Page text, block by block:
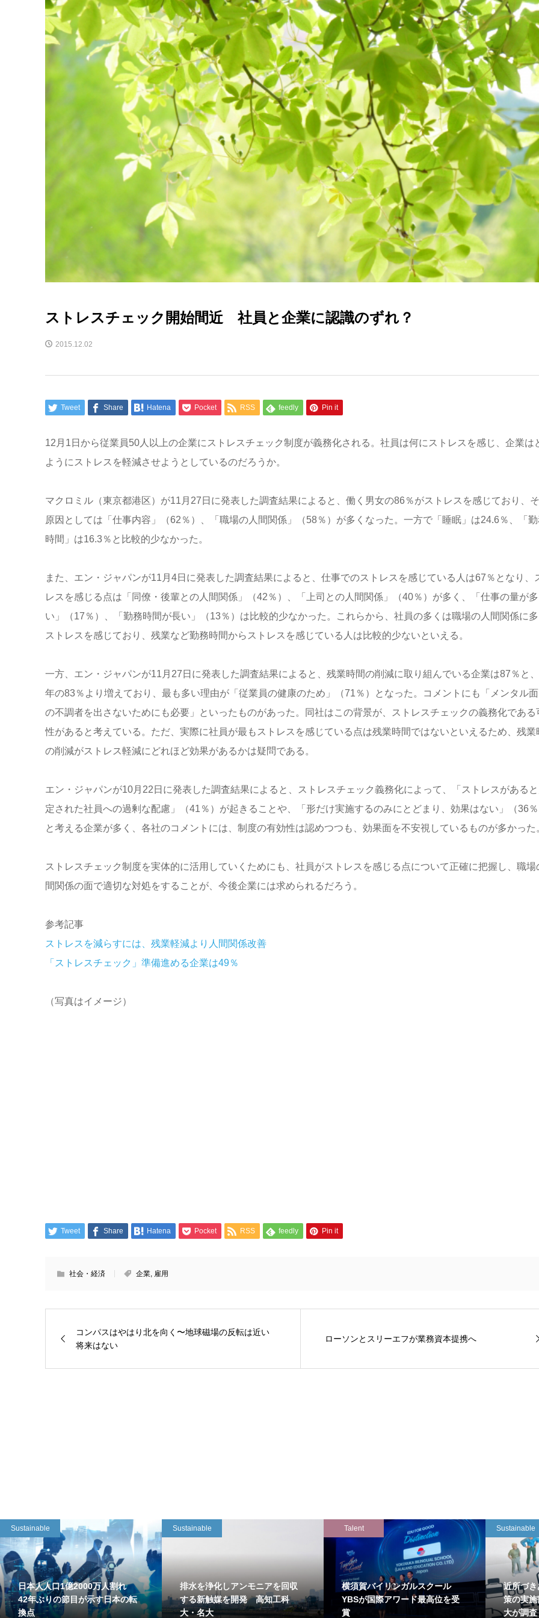
ストレスチェック開始間近 社員と企業に認識のずれ？
2015.12.02
Tweet Share Hatena Pocket RSS feedly Pin it
12月1日から従業員50人以上の企業にストレスチェック制度が義務化される。社員は何にストレスを感じ、企業は
ようにストレスを軽減させようとしているのだろうか。
マクロミル（東京都港区）が11月27日に発表した調査結果によると、働く男女の86％がストレスを感じており、
原因としては「仕事内容」（62％）、「職場の人間関係」（58％）が多くなった。一方で「睡眠」は24.6％、「
時間」は16.3％と比較的少なかった。
また、エン・ジャパンが11月4日に発表した調査結果によると、仕事でのストレスを感じている人は67％となり、
レスを感じる点は「同僚・後輩との人間関係」（42％）、「上司との人間関係」（40％）が多く、「仕事の量が多
い」（17％）、「勤務時間が長い」（13％）は比較的少なかった。これらから、社員の多くは職場の人間関係に
ストレスを感じており、残業など勤務時間からストレスを感じている人は比較的少ないといえる。
一方、エン・ジャパンが11月27日に発表した調査結果によると、残業時間の削減に取り組んでいる企業は87％と
年の83％より増えており、最も多い理由が「従業員の健康のため」（71％）となった。コメントにも「メンタル
の不調者を出さないためにも必要」といったものがあった。同社はこの背景が、ストレスチェックの義務化である
性があると考えている。ただ、実際に社員が最もストレスを感じている点は残業時間ではないといえるため、残業
の削減がストレス軽減にどれほど効果があるかは疑問である。
エン・ジャパンが10月22日に発表した調査結果によると、ストレスチェック義務化によって、「ストレスがある
定された社員への過剰な配慮」（41％）が起きることや、「形だけ実施するのみにとどまり、効果はない」（36
と考える企業が多く、各社のコメントには、制度の有効性は認めつつも、効果面を不安視しているものが多かった
ストレスチェック制度を実体的に活用していくためにも、社員がストレスを感じる点について正確に把握し、職場
間関係の面で適切な対処をすることが、今後企業には求められるだろう。
参考記事
ストレスを減らすには、残業軽減より人間関係改善
「ストレスチェック」準備進める企業は49％
（写真はイメージ）
Tweet Share Hatena Pocket RSS feedly Pin it
社会・経済 企業, 雇用
コンパスはやはり北を向く〜地球磁場の反転は近い
将来はない
ローソンとスリーエフが業務資本提携へ
Sustainable
日本人人口1億2000万人割れ
42年ぶりの節目が示す日本の転
換点
Sustainable
排水を浄化しアンモニアを回収
する新触媒を開発 高知工科
大・名大
Talent
横須賀バイリンガルスクール
YBSが国際アワード最高位を受
賞
Sustainable
近所づ
策の実
大が調査